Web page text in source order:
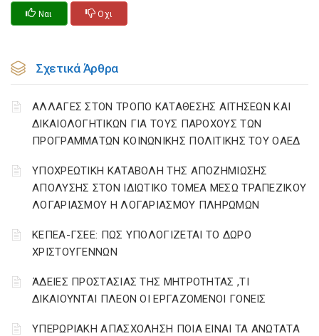
Ναι Οχι
Σχετικά Άρθρα
ΑΛΛΑΓΕΣ ΣΤΟΝ ΤΡΟΠΟ ΚΑΤΑΘΕΣΗΣ ΑΙΤΗΣΕΩΝ ΚΑΙ
ΔΙΚΑΙΟΛΟΓΗΤΙΚΩΝ ΓΙΑ ΤΟΥΣ ΠΑΡΟΧΟΥΣ ΤΩΝ
ΠΡΟΓΡΑΜΜΑΤΩΝ ΚΟΙΝΩΝΙΚΗΣ ΠΟΛΙΤΙΚΗΣ ΤΟΥ ΟΑΕΔ
YΠΟΧΡΕΩΤΙΚΗ ΚΑΤΑΒΟΛΗ ΤΗΣ ΑΠΟΖΗΜΙΩΣΗΣ
ΑΠΟΛΥΣΗΣ ΣΤΟΝ ΙΔΙΩΤΙΚΟ ΤΟΜΕΑ ΜΕΣΩ ΤΡΑΠΕΖΙΚΟΥ
ΛΟΓΑΡΙΑΣΜΟΥ Η ΛΟΓΑΡΙΑΣΜΟΥ ΠΛΗΡΩΜΩΝ
ΚΕΠΕΑ-ΓΣΕΕ: ΠΩΣ ΥΠΟΛΟΓΙΖΕΤΑΙ ΤΟ ΔΩΡΟ
ΧΡΙΣΤΟΥΓΕΝΝΩΝ
ΆΔΕΙΕΣ ΠΡΟΣΤΑΣΙΑΣ ΤΗΣ ΜΗΤΡΟΤΗΤΑΣ ,ΤΙ
ΔΙΚΑΙΟΥΝΤΑΙ ΠΛΕΟΝ ΟΙ ΕΡΓΑΖΟΜΕΝΟΙ ΓΟΝΕΙΣ
ΥΠΕΡΩΡΙΑΚΗ ΑΠΑΣΧΟΛΗΣΗ ΠΟΙΑ ΕΙΝΑΙ ΤΑ ΑΝΩΤΑΤΑ